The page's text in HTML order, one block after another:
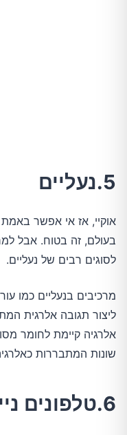
5.נעליים
אוקיי, אז אי אפשר באמת
בעולם, זה בטוח. אבל
לסוגים רבים של נעליים.
מרכיבים בנעליים כמו
ליצור תגובה אלרגית
אלרגיה קיימת לחומר
שונות המתבררות
6.טלפונים ניידים